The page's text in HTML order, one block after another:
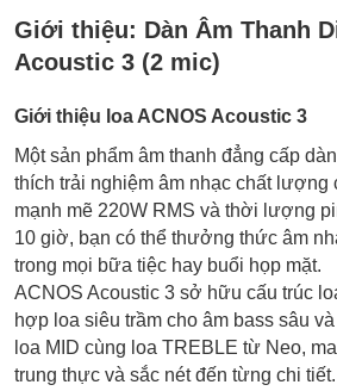
Giới thiệu: Dàn Âm Thanh
Acoustic 3 (2 mic)
Giới thiệu loa ACNOS Acoustic 3
Một sản phẩm âm thanh đẳng cấp
thích trải nghiệm âm nhạc chất lượng
mạnh mẽ 220W RMS và thời lượng
10 giờ, bạn có thể thưởng thức âm
trong mọi bữa tiệc hay buổi họp mặt.
ACNOS Acoustic 3 sở hữu cấu trúc
hợp loa siêu trầm cho âm bass sâu
loa MID cùng loa TREBLE từ Neo,
trung thực và sắc nét đến từng chi